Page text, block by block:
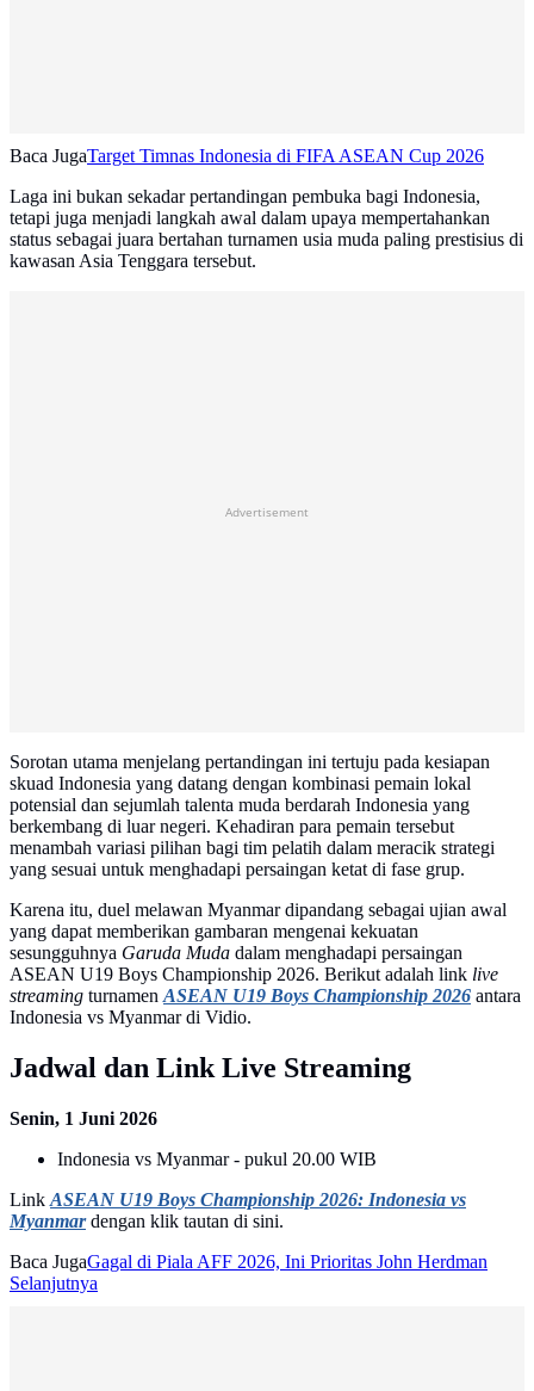
Baca JugaTarget Timnas Indonesia di FIFA ASEAN Cup 2026
Laga ini bukan sekadar pertandingan pembuka bagi Indonesia,
tetapi juga menjadi langkah awal dalam upaya mempertahankan
status sebagai juara bertahan turnamen usia muda paling prestisius di
kawasan Asia Tenggara tersebut.
Advertisement
Sorotan utama menjelang pertandingan ini tertuju pada kesiapan
skuad Indonesia yang datang dengan kombinasi pemain lokal
potensial dan sejumlah talenta muda berdarah Indonesia yang
berkembang di luar negeri. Kehadiran para pemain tersebut
menambah variasi pilihan bagi tim pelatih dalam meracik strategi
yang sesuai untuk menghadapi persaingan ketat di fase grup.
Karena itu, duel melawan Myanmar dipandang sebagai ujian awal
yang dapat memberikan gambaran mengenai kekuatan
sesungguhnya Garuda Muda dalam menghadapi persaingan
ASEAN U19 Boys Championship 2026. Berikut adalah link live
streaming turnamenASEAN U19 Boys Championship 2026 antara
Indonesia vs Myanmar di Vidio.
Jadwal dan Link Live Streaming
Senin, 1 Juni 2026
Indonesia vs Myanmar - pukul 20.00 WIB
Link ASEAN U19 Boys Championship 2026: Indonesia vs
Myanmardengan klik tautan di sini.
Baca JugaGagal di Piala AFF 2026, Ini Prioritas John Herdman
Selanjutnya